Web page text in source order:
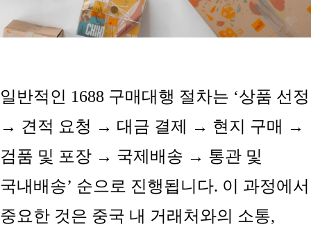
일반적인 1688 구매대행 절차는 ‘상품 선정
→ 견적 요청 → 대금 결제 → 현지 구매 →
검품 및 포장 → 국제배송 → 통관 및
국내배송’ 순으로 진행됩니다. 이 과정에서
중요한 것은 중국 내 거래처와의 소통,